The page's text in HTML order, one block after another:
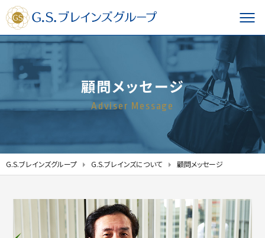
顧問メッセージ
Adviser Message
G.S.ブレインズグループ G.S.ブレインズについて 顧問メッセージ